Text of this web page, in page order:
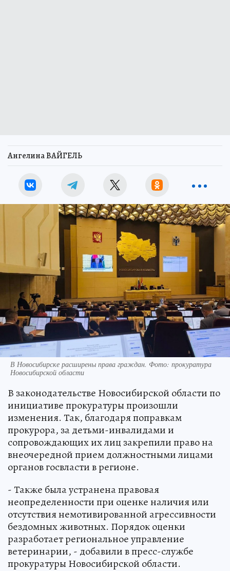
Ангелина ВАЙГЕЛЬ
В Новосибирске расширены права граждан. Фото: прокуратура
Новосибирской области
В законодательстве Новосибирской области по
инициативе прокуратуры произошли
изменения. Так, благодаря поправкам
прокурора, за детьми-инвалидами и
сопровождающих их лиц закрепили право на
внеочередной прием должностными лицами
органов госвласти в регионе.
- Также была устранена правовая
неопределенности при оценке наличия или
отсутствия немотивированной агрессивности
бездомных животных. Порядок оценки
разработает региональное управление
ветеринарии, - добавили в пресс-службе
прокуратуры Новосибирской области.